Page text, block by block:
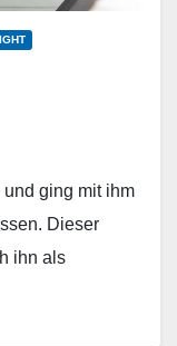
ging mit ihm
Dieser
ihn als